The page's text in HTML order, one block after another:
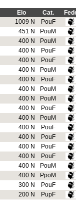
Elo Cat.
1009 N
PouF
451 N
PouM
400 N
PouM
400 N
PouF
400 N
PouF
400 N
PouM
400 N
PouF
400 N
PouM
400 N
PouM
400 N
PouF
400 N
PouM
400 N
PouF
400 N
PouF
400 N
PouF
400 N
PouF
400 N
PouM
400 N
PpoM
300 N
PouF
200 N
PupF